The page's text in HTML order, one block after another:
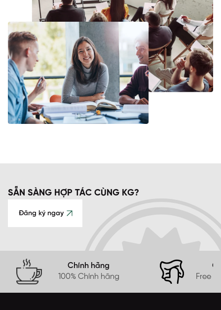
SẴN SÀNG HỢP TÁC CÙNG KG?
Đăng ký ngay
Chính hãng
100% Chính hãng
Free